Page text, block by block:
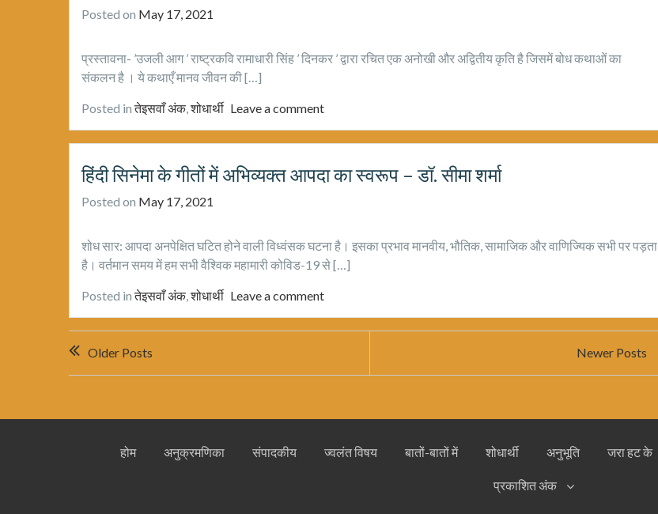
Posted on May 17, 2021
प्रस्तावना- ’उजली आग ’ राष्ट्रकवि रामाधारी सिंह ’ दिनकर ’ द्वारा रचित एक अनोखी और अद्वितीय कृति है जिसमें बोध कथाओं का
संकलन है । ये कथाएँ मानव जीवन की […]
Posted inतेइसवाँ अंक,शोधार्थी Leave a comment
हिंदी सिनेमा के गीतों में अभिव्यक्त आपदा का स्वरूप – डॉ. सीमा शर्मा
Posted on May 17, 2021
शोध सार: आपदा अनपेक्षित घटित होने वाली विध्वंसक घटना है। इसका प्रभाव मानवीय, भौतिक, सामाजिक और वाणिज्यिक सभी पर पड़ता
है। वर्तमान समय में हम सभी वैश्विक महामारी कोविड-19 से […]
Posted inतेइसवाँ अंक,शोधार्थी Leave a comment
PostsOlder Posts Newer Posts
होम अनुक्रमणिका संपादकीय ज्वलंत विषय बातों-बातों में शोधार्थी अनुभूति जरा हट के
प्रकाशित अंक